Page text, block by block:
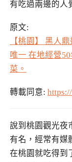
有吃過兩邊的人
原文:
【桃園】 黑人
唯一 在地經營
菜。
轉載同意:
說到桃園觀光夜
有名，經常有媒
在桃園就吃得到